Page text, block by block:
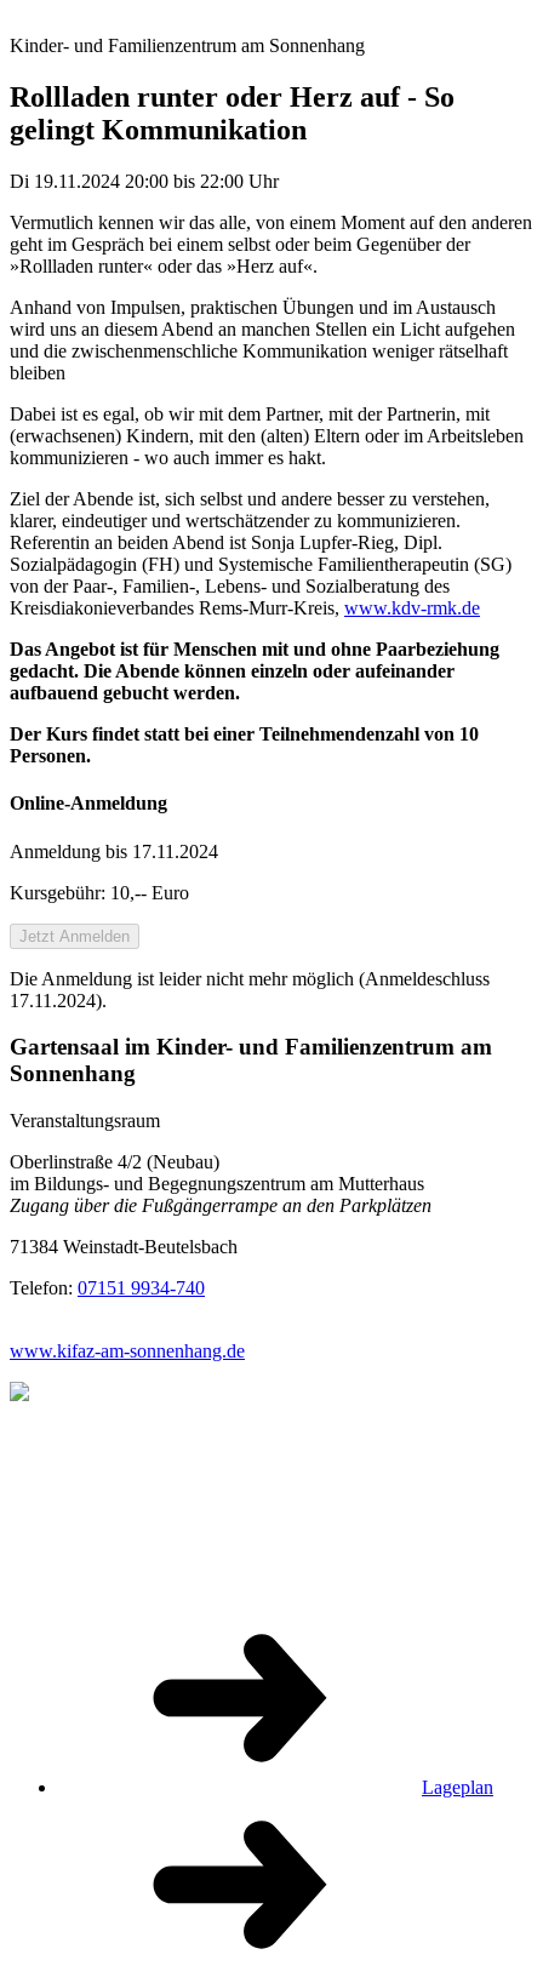
Kinder- und Familienzentrum am Sonnenhang
Rollladen runter oder Herz auf - So
gelingt Kommunikation
Di 19.11.2024 20:00 bis 22:00 Uhr
Vermutlich kennen wir das alle, von einem Moment auf den anderen
geht im Gespräch bei einem selbst oder beim Gegenüber der
»Rollladen runter« oder das »Herz auf«.
Anhand von Impulsen, praktischen Übungen und im Austausch
wird uns an diesem Abend an manchen Stellen ein Licht aufgehen
und die zwischenmenschliche Kommunikation weniger rätselhaft
bleiben
Dabei ist es egal, ob wir mit dem Partner, mit der Partnerin, mit
(erwachsenen) Kindern, mit den (alten) Eltern oder im Arbeitsleben
kommunizieren - wo auch immer es hakt.
Ziel der Abende ist, sich selbst und andere besser zu verstehen,
klarer, eindeutiger und wertschätzender zu kommunizieren.
Referentin an beiden Abend ist Sonja Lupfer-Rieg, Dipl.
Sozialpädagogin (FH) und Systemische Familientherapeutin (SG)
von der Paar-, Familien-, Lebens- und Sozialberatung des
Kreisdiakonieverbandes Rems-Murr-Kreis, www.kdv-rmk.de
Das Angebot ist für Menschen mit und ohne Paarbeziehung
gedacht. Die Abende können einzeln oder aufeinander
aufbauend gebucht werden.
Der Kurs findet statt bei einer Teilnehmendenzahl von 10
Personen.
Online-Anmeldung
Anmeldung bis 17.11.2024
Kursgebühr: 10,-- Euro
Jetzt Anmelden
Die Anmeldung ist leider nicht mehr möglich (Anmeldeschluss
17.11.2024).
Gartensaal im Kinder- und Familienzentrum am
Sonnenhang
Veranstaltungsraum
Oberlinstraße 4/2 (Neubau)
im Bildungs- und Begegnungszentrum am Mutterhaus
Zugang über die Fußgängerrampe an den Parkplätzen
71384 Weinstadt-Beutelsbach
Telefon: 07151 9934-740
www.kifaz-am-sonnenhang.de
Lageplan